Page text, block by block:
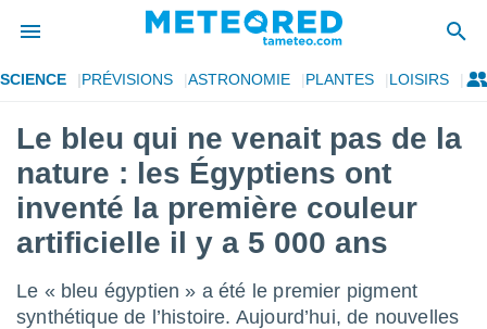
de
a
par
des
SCIENCE PRÉVISIONS ASTRONOMIE PLANTES LOISIRS
Le bleu qui ne venait pas de la
nature : les Égyptiens ont
inventé la première couleur
artificielle il y a 5 000 ans
Le « bleu égyptien » a été le premier pigment
synthétique de l’histoire. Aujourd’hui, de nouvelles